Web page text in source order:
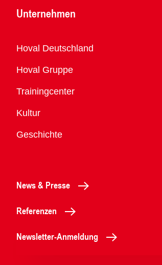
Unternehmen
Übersicht
Hoval Deutschland
Hoval Gruppe
Trainingcenter
Kultur
Geschichte
News & Presse
Referenzen
Newsletter-Anmeldung